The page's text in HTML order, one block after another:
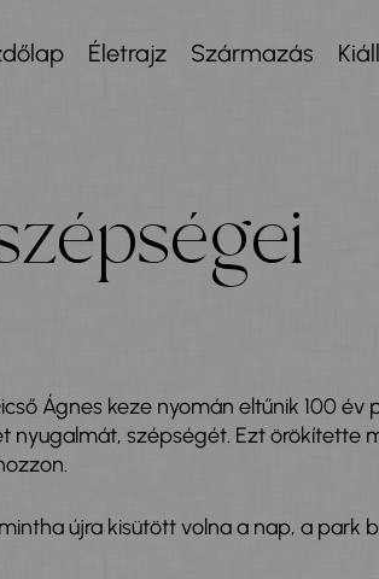
Életrajz Származás
Ágnes keze nyomán eltűnik 100
szépségét. Ezt örökítette
újra kisütött volna a nap, a park